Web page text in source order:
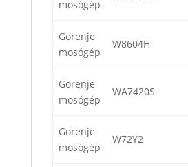
mosógép
Gorenje
mosógép
W8604H
Gorenje
mosógép
WA7420S
Gorenje
mosógép
W72Y2